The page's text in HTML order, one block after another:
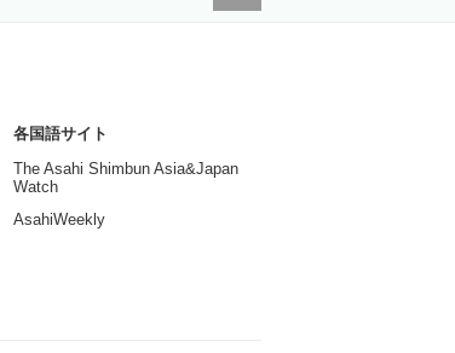
各国語サイト
The Asahi Shimbun Asia&Japan
Watch
AsahiWeekly